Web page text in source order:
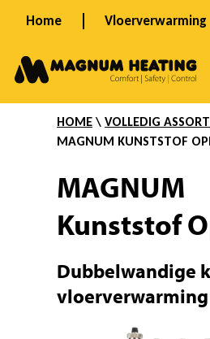
inhoud
Home Vloerverwarming
K
HOME \ VOLLEDIG
MAGNUM KUNSTSTOF
MAGNUM
Kunststof
Dubbelwandige